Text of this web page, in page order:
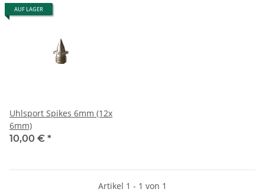
AUF LAGER
Uhlsport Spikes 6mm (12x
6mm)
10,00 € *
Artikel 1 - 1 von 1